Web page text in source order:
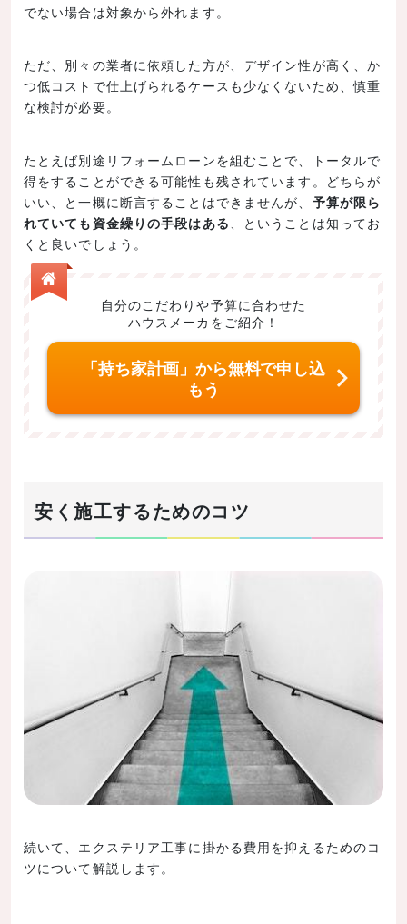
でない場合は対象から外れます。
ただ、別々の業者に依頼した方が、デザイン性が高く、か
つ低コストで仕上げられるケースも少なくないため、慎重
な検討が必要。
たとえば別途リフォームローンを組むことで、トータルで
得をすることができる可能性も残されています。どちらが
いい、と一概に断言することはできませんが、 予算が限ら
れていても資金繰りの手段はある 、ということは知ってお
くと良いでしょう。
自分のこだわりや予算に合わせた
ハウスメーカをご紹介！
「持ち家計画」から無料で申し込
もう
安く施工するためのコツ
続いて、エクステリア工事に掛かる費用を抑えるためのコ
ツについて解説します。